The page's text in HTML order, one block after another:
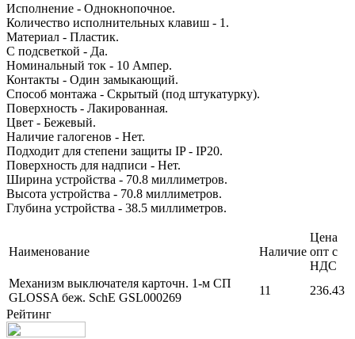
Исполнение - Однокнопочное.
Количество исполнительных клавиш - 1.
Материал - Пластик.
С подсветкой - Да.
Номинальный ток - 10 Ампер.
Контакты - Один замыкающий.
Способ монтажа - Скрытый (под штукатурку).
Поверхность - Лакированная.
Цвет - Бежевый.
Наличие галогенов - Нет.
Подходит для степени защиты IP - IP20.
Поверхность для надписи - Нет.
Ширина устройства - 70.8 миллиметров.
Высота устройства - 70.8 миллиметров.
Глубина устройства - 38.5 миллиметров.
Наименование Наличие
Цена
опт с
НДС
Механизм выключателя карточн. 1-м СП
GLOSSA беж. SchE GSL000269
11
236.43
Рейтинг